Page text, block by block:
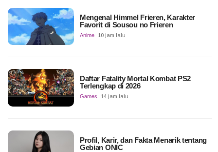
Mengenal Himmel Frieren, Karakter
Favorit di Sousou no Frieren
Anime 10 jam lalu
Daftar Fatality Mortal Kombat PS2
Terlengkap di 2026
Games 14 jam lalu
Profil, Karir, dan Fakta Menarik tentang
Gebian ONIC